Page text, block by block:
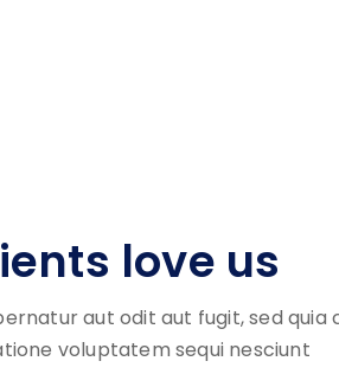
love us
aut odit aut fugit, sed quia
voluptatem sequi nesciunt